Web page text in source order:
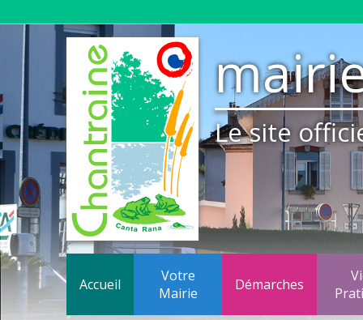
Le site
Accueil
Votre
Mairie
Démarches